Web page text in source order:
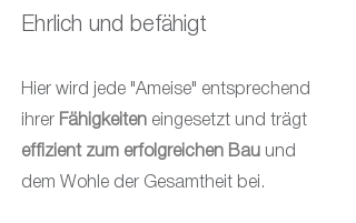
Ehrlich und befähigt
Hier wird jede "Ameise" entsprechend
ihrer Fähigkeiten eingesetzt und trägt
effizient zum erfolgreichen Bau und
dem Wohle der Gesamtheit bei.